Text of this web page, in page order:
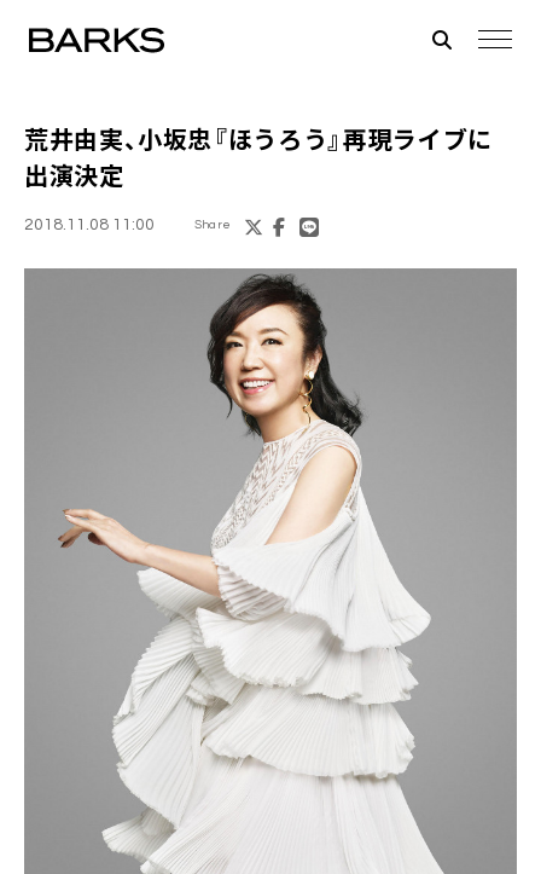
荒井由実、小坂忠『ほうろう』再現ライブに
出演決定
2018.11.08 11:00 Share